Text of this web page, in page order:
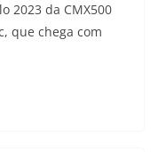
2023 da CMX500
que chega com